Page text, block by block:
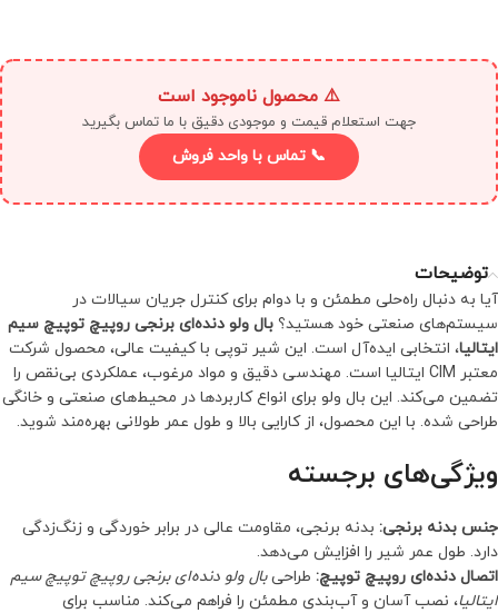
⚠️ محصول ناموجود است
جهت استعلام قیمت و موجودی دقیق با ما تماس بگیرید
📞 تماس با واحد فروش
توضیحات
آیا به دنبال راه‌حلی مطمئن و با دوام برای کنترل جریان سیالات در
سیستم‌های صنعتی خود هستید؟ بال ولو دنده‌ای برنجی روپیچ توپیچ سیم
ایتالیا، انتخابی ایده‌آل است. این شیر توپی با کیفیت عالی، محصول شرکت
معتبر CIM ایتالیا است. مهندسی دقیق و مواد مرغوب، عملکردی بی‌نقص را
تضمین می‌کند. این بال ولو برای انواع کاربردها در محیط‌های صنعتی و خانگی
طراحی شده. با این محصول، از کارایی بالا و طول عمر طولانی بهره‌مند شوید.
ویژگی‌های برجسته
جنس بدنه برنجی: بدنه برنجی، مقاومت عالی در برابر خوردگی و زنگ‌زدگی
دارد. طول عمر شیر را افزایش می‌دهد.
اتصال دنده‌ای روپیچ توپیچ: طراحیبال ولو دنده‌ای برنجی روپیچ توپیچ سیم
ایتالیا، نصب آسان و آب‌بندی مطمئن را فراهم می‌کند. مناسب برای